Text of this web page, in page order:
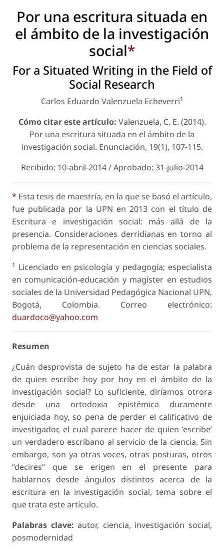
Por una escritura situada en
el ámbito de la investigación
social*
For a Situated Writing in the Field of
Social Research
Carlos Eduardo Valenzuela Echeverri1
Cómo citar este artículo: Valenzuela, C. E. (2014).
Por una escritura situada en el ámbito de la
investigación social. Enunciación, 19(1), 107-115.
Recibido: 10-abril-2014 / Aprobado: 31-julio-2014
* Esta tesis de maestría, en la que se basó el artículo,
fue publicada por la UPN en 2013 con el título de
Escritura e investigación social: más allá de la
presencia. Consideraciones derridianas en torno al
problema de la representación en ciencias sociales.
1 Licenciado en psicología y pedagogía; especialista
en comunicación-educación y magíster en estudios
sociales de la Universidad Pedagógica Nacional UPN,
Bogotá, Colombia. Correo electrónico:
duardoco@yahoo.com
Resumen
¿Cuán desprovista de sujeto ha de estar la palabra
de quien escribe hoy por hoy en el ámbito de la
investigación social? Lo suficiente, diríamos otrora
desde una ortodoxia epistémica duramente
enjuiciada hoy, so pena de perder el calificativo de
investigador, el cual parece hacer de quien ‘escribe’
un verdadero escribano al servicio de la ciencia. Sin
embargo, son ya otras voces, otras posturas, otros
“decires” que se erigen en el presente para
hablarnos desde ángulos distintos acerca de la
escritura en la investigación social, tema sobre el
que trata este artículo.
Palabras clave: autor, ciencia, investigación social,
posmodernidad